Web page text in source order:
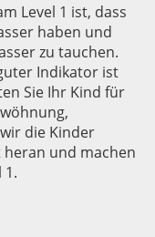
Level 1 ist, dass
haben und
zu tauchen.
Indikator ist
Sie Ihr Kind für
die Kinder
und machen
1.